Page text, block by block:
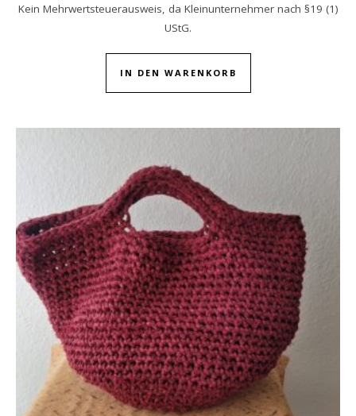
Kein Mehrwertsteuerausweis, da Kleinunternehmer nach §19 (1)
UStG.
IN DEN WARENKORB